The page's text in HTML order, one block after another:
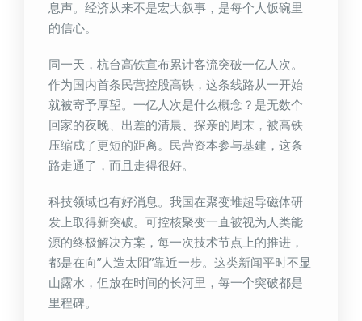
息声。经济从来不是宏大叙事，是每个人饭碗里
的信心。
同一天，杭台高铁宣布累计客流突破一亿人次。
作为国内首条民营控股高铁，这条线路从一开始
就被寄予厚望。一亿人次是什么概念？是无数个
回家的夜晚、出差的清晨、探亲的周末，被高铁
压缩成了更短的距离。民营资本参与基建，这条
路走通了，而且走得很好。
科技领域也有好消息。我国在聚变堆超导磁体研
发上取得新突破。可控核聚变一直被视为人类能
源的终极解决方案，每一次技术节点上的推进，
都是在向”人造太阳”靠近一步。这类新闻平时不显
山露水，但放在时间的长河里，每一个突破都是
里程碑。